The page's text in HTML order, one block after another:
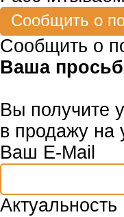
Сообщить о
Ваша
Вы получите
в продажу на
Ваш E-Mail
Актуальность